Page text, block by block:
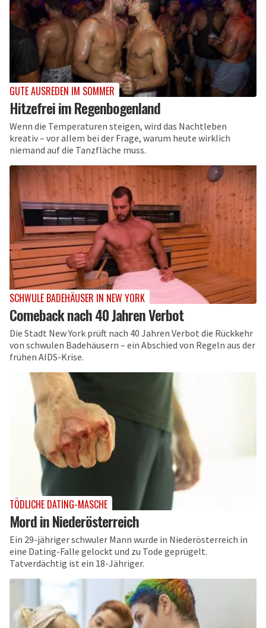
GUTE AUSREDEN IM SOMMER
Hitzefrei im Regenbogenland
Wenn die Temperaturen steigen, wird das Nachtleben
kreativ – vor allem bei der Frage, warum heute wirklich
niemand auf die Tanzfläche muss.
SCHWULE BADEHÄUSER IN NEW YORK
Comeback nach 40 Jahren Verbot
Die Stadt New York prüft nach 40 Jahren Verbot die Rückkehr
von schwulen Badehäusern – ein Abschied von Regeln aus der
frühen AIDS-Krise.
TÖDLICHE DATING-MASCHE
Mord in Niederösterreich
Ein 29-jähriger schwuler Mann wurde in Niederösterreich in
eine Dating-Falle gelockt und zu Tode geprügelt.
Tatverdächtig ist ein 18-Jähriger.